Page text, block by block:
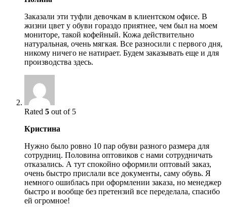
Заказали эти туфли девочкам в клиентском офисе. В
жизни цвет у обуви гораздо приятнее, чем был на моем
мониторе, такой кофейный. Кожа действительно
натуральная, очень мягкая. Все разносили с первого дня,
никому ничего не натирает. Будем заказывать еще и для
производства здесь.
Rated 5 out of 5
Кристина
Нужно было ровно 10 пар обуви разного размера для
сотрудниц. Половина оптовиков с нами сотрудничать
отказались. А тут спокойно оформили оптовый заказ,
очень быстро прислали все документы, саму обувь. Я
немного ошиблась при оформлении заказа, но менеджер
быстро и вообще без претензий все переделала, спасибо
ей огромное!